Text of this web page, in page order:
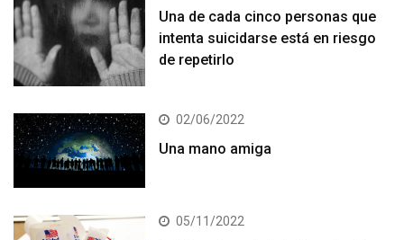
Una de cada cinco personas que
intenta suicidarse está en riesgo
de repetirlo
02/06/2022
Una mano amiga
05/11/2022